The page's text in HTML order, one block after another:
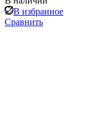
В избранное
Сравнить